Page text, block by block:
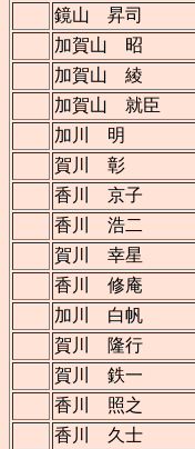
鏡山 昇司
加賀山 昭
加賀山 綾
加賀山 就臣
加川 明
賀川 彰
香川 京子
香川 浩二
賀川 幸星
香川 修庵
加川 白帆
賀川 隆行
賀川 鉄一
香川 照之
香川 久士